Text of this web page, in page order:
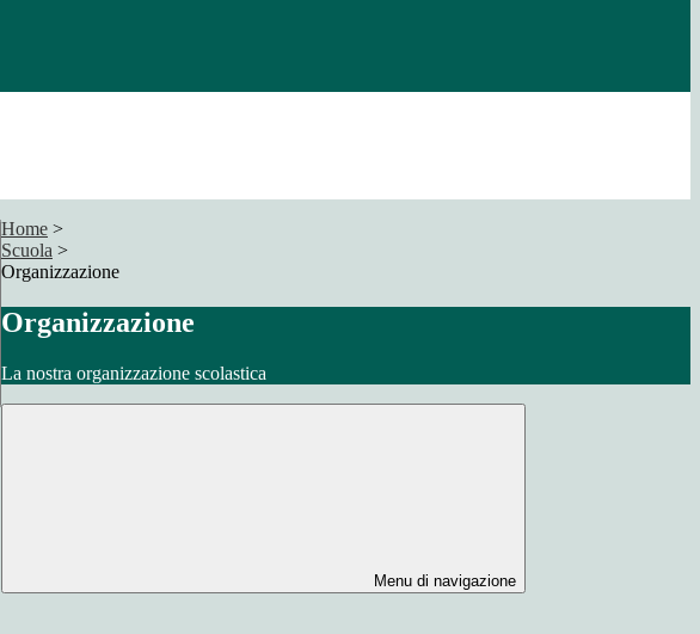
Home >
Scuola >
Organizzazione
Organizzazione
La nostra organizzazione scolastica
Menu di navigazione